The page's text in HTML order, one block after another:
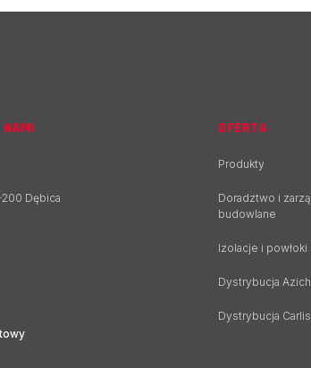
200 Dębica
OFERTA
Produkty
Doradztwo i
budowlane
Izolacje i
Dystrybucja
Dystrybucja